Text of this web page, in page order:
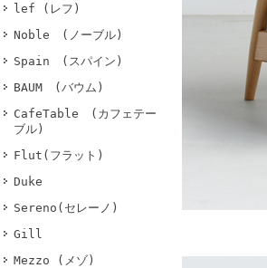
lef (レフ)
Noble (ノーブル)
Spain (スパイン)
BAUM (バウム)
CafeTable (カフェテー
ブル)
Flut(フラット)
Duke
Sereno(セレーノ)
Gill
Mezzo (メゾ)